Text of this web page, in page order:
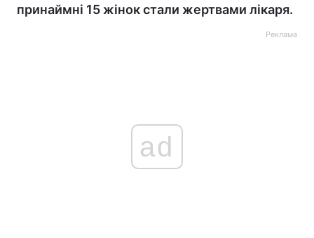
принаймні 15 жінок стали жертвами лікаря.
Реклама
ad